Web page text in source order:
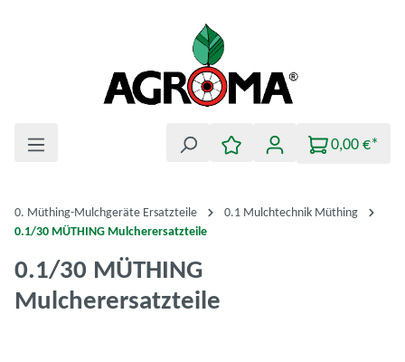
0,00 €*
0. Müthing-Mulchgeräte Ersatzteile
0.1 Mulchtechnik Müthing
0.1/30 MÜTHING Mulcherersatzteile
0.1/30 MÜTHING
Mulcherersatzteile